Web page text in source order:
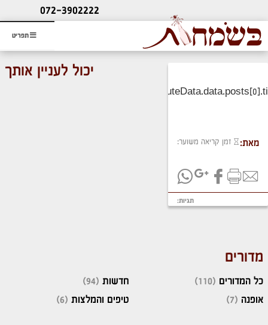
תפריט
ליעוץ חינם
והזמנת כרטיס שמחות
072-3902222
מאת: זמן קריאה משוער:
תגיות:
יכול לעניין אותך
מדורים
כל המדורים (110)
אופנה (7)
חדשות (94)
טיפים והמלצות (6)